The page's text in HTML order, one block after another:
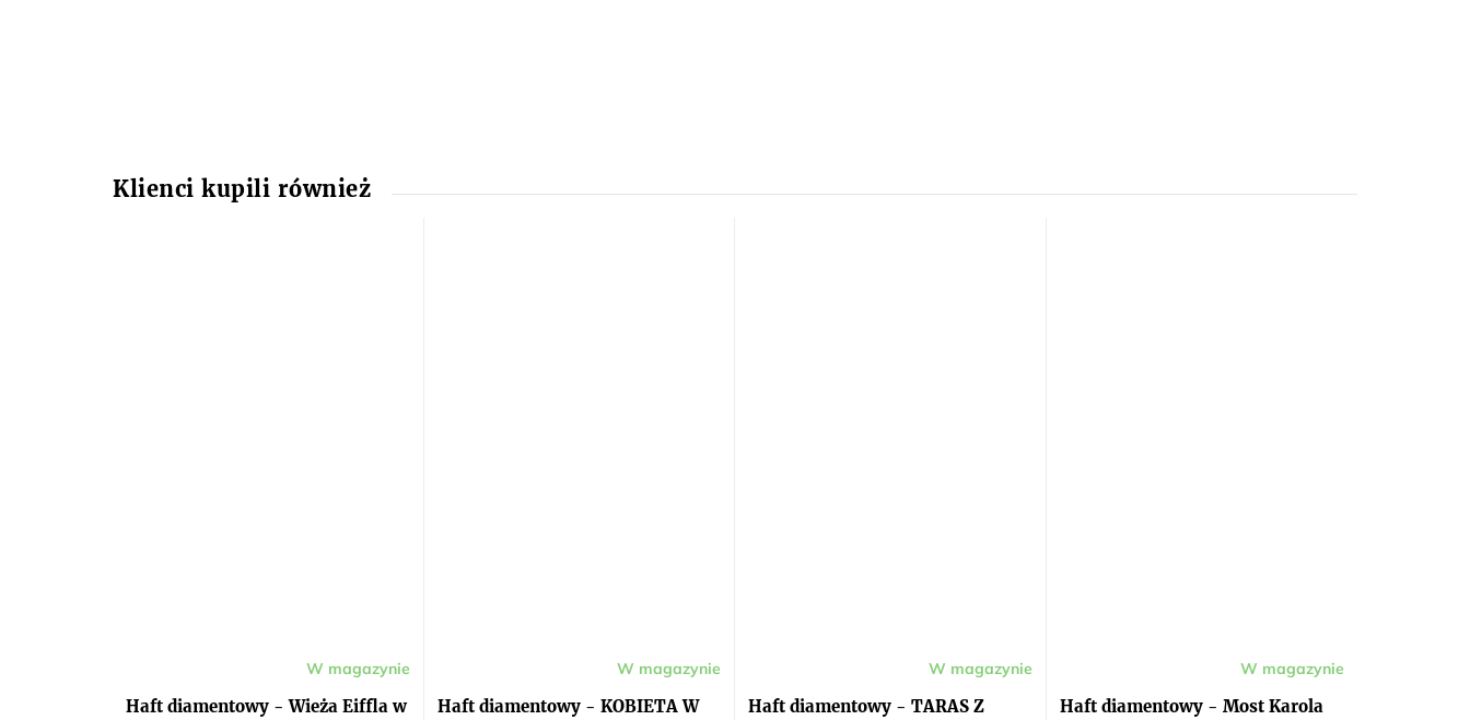
Haft diamentowy - Wieża Eiffla w
W magazynie
Haft diamentowy - KOBIETA W
W magazynie
Haft diamentowy - TARAS Z
W magazynie
Haft diamentowy - Most Karola
W magazynie